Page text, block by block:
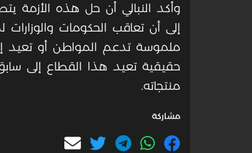
وأكد النبالي أن حل هذه الأزمة
إلى أن تعاقب الحكومات
ملموسة تدعم المواطن أو تعيد
حقيقية تعيد هذا القطاع إلى
منتجاته.
مشاركة